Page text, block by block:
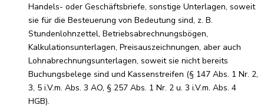
Handels- oder Geschäftsbriefe, sonstige Unterlagen, soweit
sie für die Besteuerung von Bedeutung sind, z. B.
Stundenlohnzettel, Betriebsabrechnungsbögen,
Kalkulationsunterlagen, Preisauszeichnungen, aber auch
Lohnabrechnungsunterlagen, soweit sie nicht bereits
Buchungsbelege sind und Kassenstreifen (§ 147 Abs. 1 Nr. 2,
3, 5 i.V.m. Abs. 3 AO, § 257 Abs. 1 Nr. 2 u. 3 i.V.m. Abs. 4
HGB).